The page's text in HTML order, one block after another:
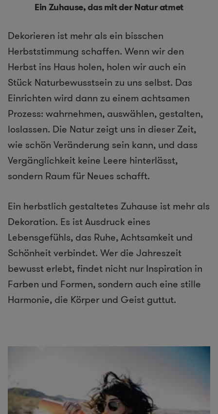
Ein Zuhause, das mit der Natur atmet
Dekorieren ist mehr als ein bisschen
Herbststimmung schaffen. Wenn wir den
Herbst ins Haus holen, holen wir auch ein
Stück Naturbewusstsein zu uns selbst. Das
Einrichten wird dann zu einem achtsamen
Prozess: wahrnehmen, auswählen, gestalten,
loslassen. Die Natur zeigt uns in dieser Zeit,
wie schön Veränderung sein kann, und dass
Vergänglichkeit keine Leere hinterlässt,
sondern Raum für Neues schafft.
Ein herbstlich gestaltetes Zuhause ist mehr als
Dekoration. Es ist Ausdruck eines
Lebensgefühls, das Ruhe, Achtsamkeit und
Schönheit verbindet. Wer die Jahreszeit
bewusst erlebt, findet nicht nur Inspiration in
Farben und Formen, sondern auch eine stille
Harmonie, die Körper und Geist guttut.